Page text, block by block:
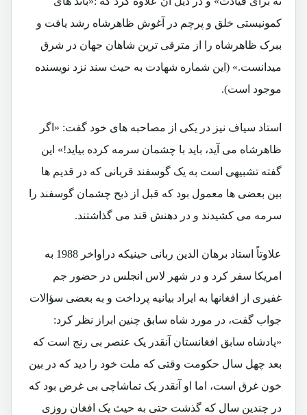
کمونیستی خلق و پرچم در آغوش ظاهرشاه رشد یافت و
ببرک ظاهرشاه را از مترقی ترین شاهان جهان در شرق
میدانست.» (این شماره شهادت به حیث سند نزد نویسنده
موجود است).
استاد سیاف نیز در یکی از مصاحبه های خود گفت: «اگر
ظاهرشاه می آید، باید با چشمان سرمه کرده بیاید!» این
گفته تشبیهی است به یک گوسفند قربانی که در قدیم ها
بین بعضی ها معمول بود که قبل از ذبح چشمان گوسفند را
سرمه می کشیدند و در دهنش قند می گذاشتند.
علاوتاً استاد برهان الدین ربانی حینیکه دراواخر 1988 به
امریکا سفر کرد و در شهر لاس انجلس در حضور جم
غفیری از افغانها به ایراد بیانیه پرداخت و به بعضی سؤالات
جواب گفت، در مورد شاه سابق چنین ابراز نظر کرد:
«پادشاه سابق افغانستان آنقدر یک عنصر بی رنج است که
بعد چهل سال حکومت وقتی که ملت خود را دید که در بین
خون غرق است، اما او آنقدر یک تماشاچی بی غرض بود که
در چندین سال که گذشت حتی به حیث یک افغان روزی